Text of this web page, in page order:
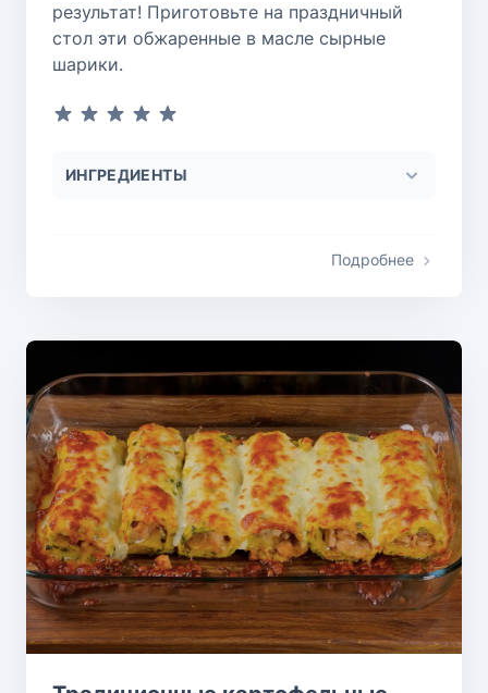
результат! Приготовьте на праздничный
стол эти обжаренные в масле сырные
шарики.
ИНГРЕДИЕНТЫ
Подробнее